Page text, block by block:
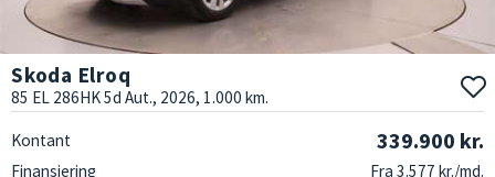
Skoda Elroq
85 EL 286HK 5d Aut., 2026, 1.000 km.
Kontant 339.900 kr.
Finansiering
Fra 3.577 kr./md.